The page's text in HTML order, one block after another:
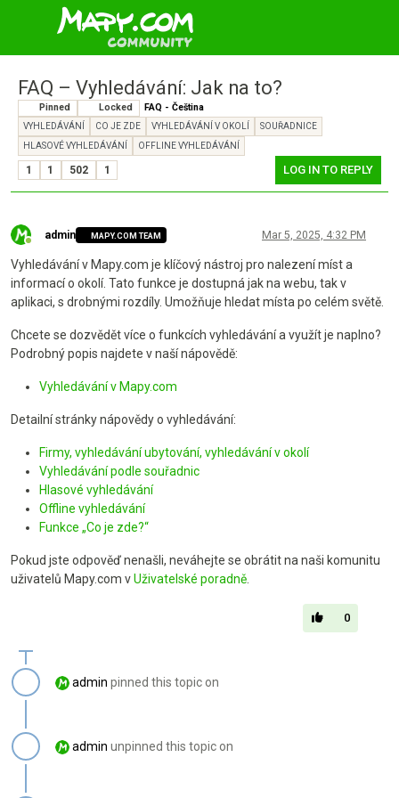
FAQ – Vyhledávání: Jak na to?
Pinned Locked FAQ - Čeština
VYHLEDÁVÁNÍ CO JE ZDE VYHLEDÁVÁNÍ V OKOLÍ
SOUŘADNICE
HLASOVÉ VYHLEDÁVÁNÍ
OFFLINE VYHLEDÁVÁNÍ
1 1 502 1 LOG IN TO REPLY
admin MAPY.COM TEAM Mar 5, 2025, 4:32 PM
Vyhledávání v Mapy.com je klíčový nástroj pro nalezení míst a
informací o okolí. Tato funkce je dostupná jak na webu, tak v
aplikaci, s drobnými rozdíly. Umožňuje hledat místa po celém světě.
Chcete se dozvědět více o funkcích vyhledávání a využít je naplno?
Podrobný popis najdete v naší nápovědě:
Vyhledávání v Mapy.com
Detailní stránky nápovědy o vyhledávání:
Firmy, vyhledávání ubytování, vyhledávání v okolí
Vyhledávání podle souřadnic
Hlasové vyhledávání
Offline vyhledávání
Funkce „Co je zde?“
Pokud jste odpověď nenašli, neváhejte se obrátit na naši komunitu
uživatelů Mapy.com vUživatelské poradně
0
admin pinned this topic on
admin unpinned this topic on